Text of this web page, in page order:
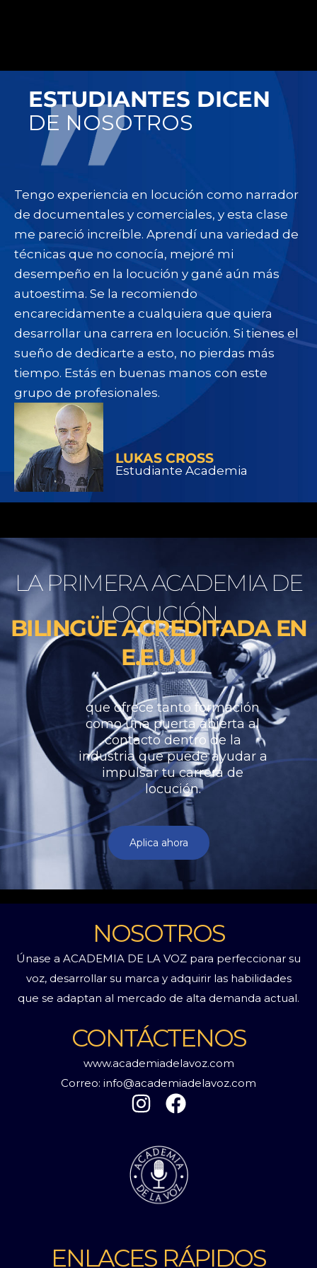
m
ESTUDIANTES DICEN
DE NOSOTROS
Tengo experiencia en locución como narrador
de documentales y comerciales, y esta clase
me pareció increíble. Aprendí una variedad de
técnicas que no conocía, mejoré mi
desempeño en la locución y gané aún más
autoestima. Se la recomiendo
encarecidamente a cualquiera que quiera
desarrollar una carrera en locución. Si tienes el
sueño de dedicarte a esto, no pierdas más
tiempo. Estás en buenas manos con este
grupo de profesionales.
LUKAS CROSS
Estudiante Academia
LA PRIMERA ACADEMIA DE
LOCUCIÓN
BILINGÜE ACREDITADA EN
E.E.U.U
que ofrece tanto formación
como una puerta abierta al
contacto dentro de la
industria que puede ayudar a
impulsar tu carrera de
locución.
Aplica ahora
NOSOTROS
Únase a ACADEMIA DE LA VOZ para perfeccionar su
voz, desarrollar su marca y adquirir las habilidades
que se adaptan al mercado de alta demanda actual.
CONTÁCTENOS
www.academiadelavoz.com
Correo: info@academiadelavoz.com
I
s
t
a
g
a
F
e
b
o
k
ENLACES RÁPIDOS